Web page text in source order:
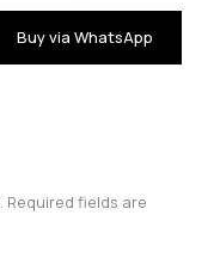
Buy via WhatsApp
Required fields are